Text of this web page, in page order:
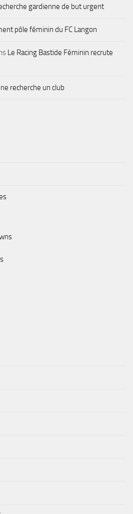
gardienne de but urgent
pôle féminin du FC Langon
Le Racing Bastide Féminin recrute
recherche un club